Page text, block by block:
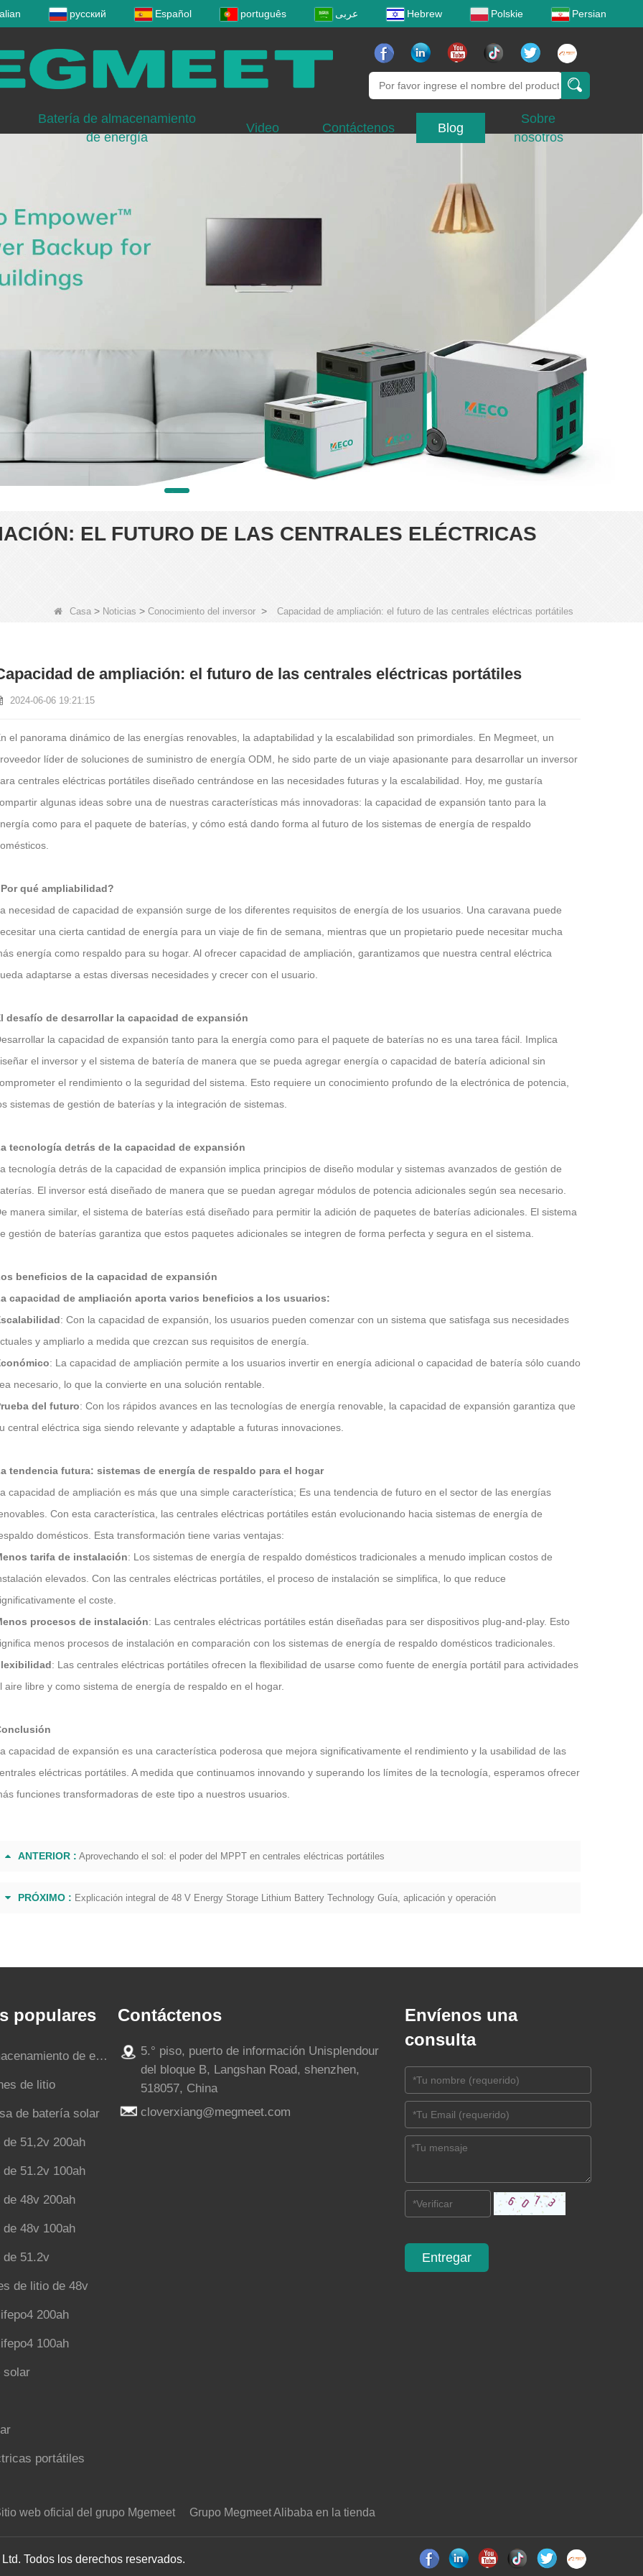
русский Español português عربى Hebrew Polskie Persian
Batería de almacenamiento
de energía
Video Contáctenos Blog
Sobre
nosotros
EL FUTURO DE LAS CENTRALES ELÉCTRICAS
Casa > Noticias > Conocimiento del inversor > Capacidad de ampliación: el futuro de las centrales eléctricas portátiles
Por qué elegir Megmeet como su proveedor de centrales eléctricas portátiles
2023-03-17 18:19:29
Empoderando a las marcas: por qué
elegir Megmeet como su proveedor de
la carga en soluciones energéticas
innovadoras
Cómo mantener adecuadamente y mantener el inversor solar para solucionar eficazmente los problemas
2025-02-14 13:48:34
Cómo mantener adecuadamente y
2023-05-08 15:36:11
Protecciones de circuitos múltiples del
inversor bidireccional de alta densidad de
potencia 300W-600W
de ampliación: el futuro de las centrales eléctricas portátiles
2024-06-06 19:21:15
el panorama dinámico de las energías renovables, la adaptabilidad y la escalabilidad son primordiales. En Megmeet, un
líder de soluciones de suministro de energía ODM, he sido parte de un viaje apasionante para desarrollar un inversor
centrales eléctricas portátiles diseñado centrándose en las necesidades futuras y la escalabilidad. Hoy, me gustaría
algunas ideas sobre una de nuestras características más innovadoras: la capacidad de expansión tanto para la
como para el paquete de baterías, y cómo está dando forma al futuro de los sistemas de energía de respaldo
qué ampliabilidad?
necesidad de capacidad de expansión surge de los diferentes requisitos de energía de los usuarios. Una caravana puede
una cierta cantidad de energía para un viaje de fin de semana, mientras que un propietario puede necesitar mucha
energía como respaldo para su hogar. Al ofrecer capacidad de ampliación, garantizamos que nuestra central eléctrica
adaptarse a estas diversas necesidades y crecer con el usuario.
desafío de desarrollar la capacidad de expansión
la capacidad de expansión tanto para la energía como para el paquete de baterías no es una tarea fácil. Implica
el inversor y el sistema de batería de manera que se pueda agregar energía o capacidad de batería adicional sin
el rendimiento o la seguridad del sistema. Esto requiere un conocimiento profundo de la electrónica de potencia,
sistemas de gestión de baterías y la integración de sistemas.
tecnología detrás de la capacidad de expansión
tecnología detrás de la capacidad de expansión implica principios de diseño modular y sistemas avanzados de gestión de
El inversor está diseñado de manera que se puedan agregar módulos de potencia adicionales según sea necesario.
manera similar, el sistema de baterías está diseñado para permitir la adición de paquetes de baterías adicionales. El sistema
gestión de baterías garantiza que estos paquetes adicionales se integren de forma perfecta y segura en el sistema.
beneficios de la capacidad de expansión
capacidad de ampliación aporta varios beneficios a los usuarios:
: Con la capacidad de expansión, los usuarios pueden comenzar con un sistema que satisfaga sus necesidades
y ampliarlo a medida que crezcan sus requisitos de energía.
: La capacidad de ampliación permite a los usuarios invertir en energía adicional o capacidad de batería sólo cuando
necesario, lo que la convierte en una solución rentable.
del futuro: Con los rápidos avances en las tecnologías de energía renovable, la capacidad de expansión garantiza que
central eléctrica siga siendo relevante y adaptable a futuras innovaciones.
tendencia futura: sistemas de energía de respaldo para el hogar
capacidad de ampliación es más que una simple característica; Es una tendencia de futuro en el sector de las energías
Con esta característica, las centrales eléctricas portátiles están evolucionando hacia sistemas de energía de
domésticos. Esta transformación tiene varias ventajas:
tarifa de instalación: Los sistemas de energía de respaldo domésticos tradicionales a menudo implican costos de
elevados. Con las centrales eléctricas portátiles, el proceso de instalación se simplifica, lo que reduce
el coste.
procesos de instalación: Las centrales eléctricas portátiles están diseñadas para ser dispositivos plug-and-play. Esto
menos procesos de instalación en comparación con los sistemas de energía de respaldo domésticos tradicionales.
: Las centrales eléctricas portátiles ofrecen la flexibilidad de usarse como fuente de energía portátil para actividades
aire libre y como sistema de energía de respaldo en el hogar.
capacidad de expansión es una característica poderosa que mejora significativamente el rendimiento y la usabilidad de las
eléctricas portátiles. A medida que continuamos innovando y superando los límites de la tecnología, esperamos ofrecer
funciones transformadoras de este tipo a nuestros usuarios.
ANTERIOR : Aprovechando el sol: el poder del MPPT en centrales eléctricas portátiles
PRÓXIMO : Explicación integral de 48 V Energy Storage Lithium Battery Technology Guía, aplicación y operación
populares
batería de almacenamiento de energía
de litio
de batería solar
51,2v 200ah
51.2v 100ah
48v 200ah
48v 100ah
de 51.2v
de litio de 48v
200ah
100ah
solar
portátiles
Contáctenos
5.° piso, puerto de información Unisplendour
del bloque B, Langshan Road, shenzhen,
518057, China
cloverxiang@megmeet.com
Envíenos una
consulta
Entregar
web oficial del grupo Mgemeet Grupo Megmeet Alibaba en la tienda
Todos los derechos reservados.